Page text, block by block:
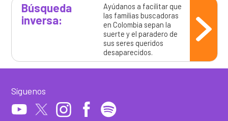
Búsqueda
inversa:
Ayúdanos a facilitar que
las familias buscadoras
en Colombia sepan la
suerte y el paradero de
sus seres queridos
desaparecidos.
Síguenos